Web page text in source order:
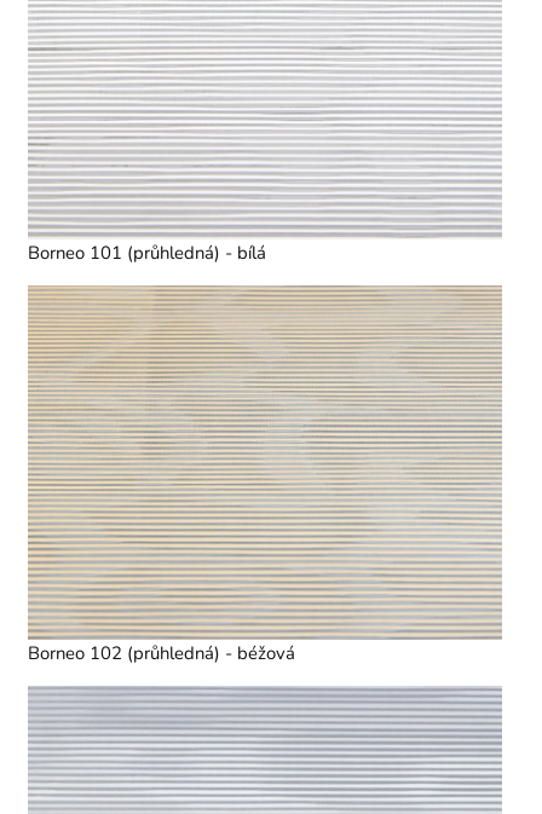
Borneo 101 (průhledná) - bílá
Borneo 102 (průhledná) - béžová